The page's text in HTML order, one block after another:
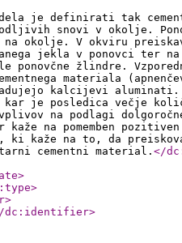
dela je definirati tak
snovi v okolje.
na okolje. V okviru
jekla v ponovci ter
ponovčne žlindre.
cementnega materiala
kalcijevi
kar je posledica večje
na podlagi
na pomemben
kaže na to, da
cementni material. </
>
>
>
dc:identifier>